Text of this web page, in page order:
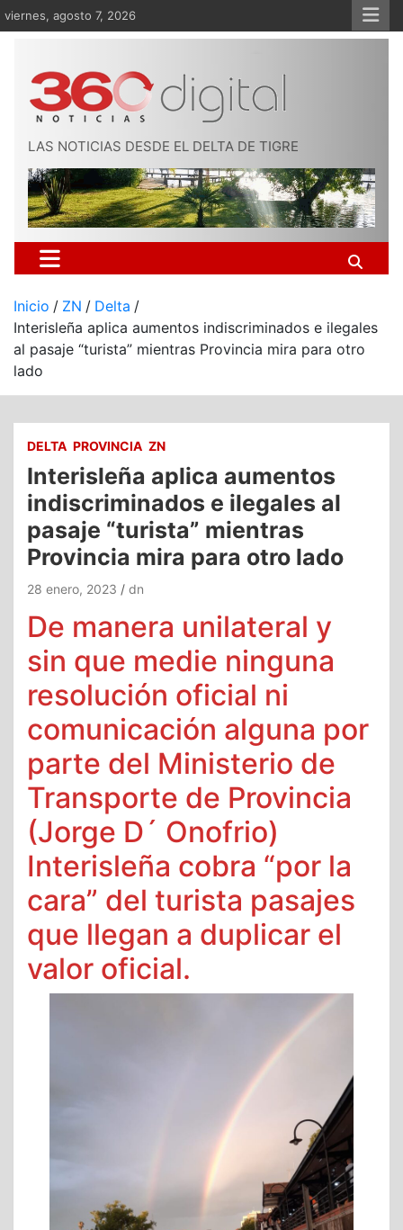
Saltar
al
viernes, agosto 7, 2026
LAS NOTICIAS DESDE EL DELTA DE TIGRE
Inicio ZN
Delta
Interisleña aplica aumentos indiscriminados e ilegales
al pasaje “turista” mientras Provincia mira para otro
lado
DELTA PROVINCIA ZN
Interisleña aplica aumentos
indiscriminados e ilegales al
pasaje “turista” mientras
Provincia mira para otro lado
28 enero, 2023 dn
De manera unilateral y
sin que medie ninguna
resolución oficial ni
comunicación alguna por
parte del Ministerio de
Transporte de Provincia
(Jorge D´ Onofrio)
Interisleña cobra “por la
cara” del turista pasajes
que llegan a duplicar el
valor oficial.